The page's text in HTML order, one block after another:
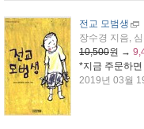
전교 모범생
장수경 지음,
10,500원 →
*지금 주문하면
2019년 03월